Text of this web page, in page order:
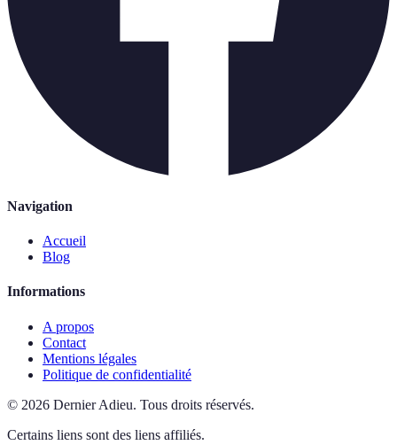
Navigation
Accueil
Blog
Informations
A propos
Contact
Mentions légales
Politique de confidentialité
© 2026 Dernier Adieu. Tous droits réservés.
Certains liens sont des liens affiliés.